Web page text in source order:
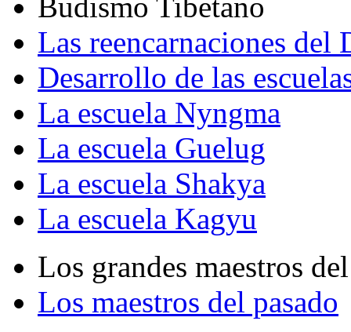
Las reencarnaciones del
Desarrollo de las
La escuela Nyngma
La escuela Guelug
La escuela Shakya
La escuela Kagyu
Los grandes maestros
Los maestros del pasado